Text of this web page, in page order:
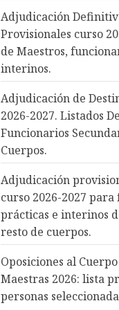
Adjudicación
Provisionales curso
de Maestros,
interinos.
Adjudicación de
2026-2027. Listados
Funcionarios
Cuerpos.
Adjudicación
curso 2026-2027
prácticas e interinos
resto de cuerpos.
Oposiciones al
Maestras 2026: lista
personas